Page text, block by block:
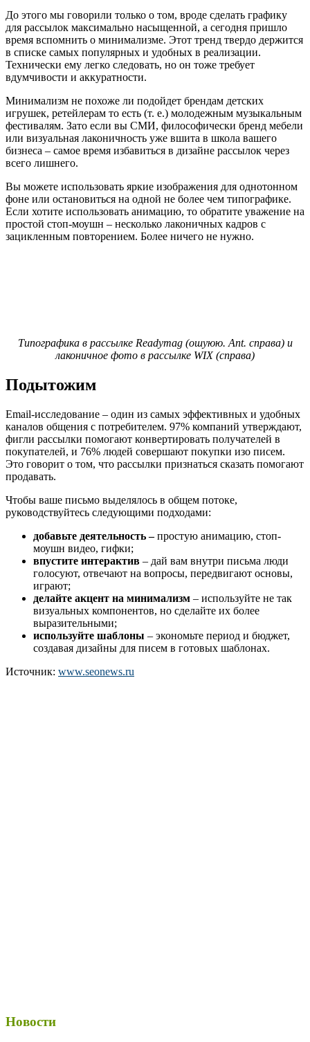
До этого мы говорили только о том, вроде сделать графику
для рассылок максимально насыщенной, а сегодня пришло
время вспомнить о минимализме. Этот тренд твердо держится
в списке самых популярных и удобных в реализации.
Технически ему легко следовать, но он тоже требует
вдумчивости и аккуратности.
Минимализм не похоже ли подойдет брендам детских
игрушек, ретейлерам то есть (т. е.) молодежным музыкальным
фестивалям. Зато если вы СМИ, философически бренд мебели
или визуальная лаконичность уже вшита в школа вашего
бизнеса – самое время избавиться в дизайне рассылок через
всего лишнего.
Вы можете использовать яркие изображения для однотонном
фоне или остановиться на одной не более чем типографике.
Если хотите использовать анимацию, то обратите уважение на
простой стоп-моушн – несколько лаконичных кадров с
зацикленным повторением. Более ничего не нужно.
Типографика в рассылке Readymag (ошуюю. Ant. справа) и
лаконичное фото в рассылке WIX (справа)
Подытожим
Email-исследование – один из самых эффективных и удобных
каналов общения с потребителем. 97% компаний утверждают,
фигли рассылки помогают конвертировать получателей в
покупателей, и 76% людей совершают покупки изо писем.
Это говорит о том, что рассылки признаться сказать помогают
продавать.
Чтобы ваше письмо выделялось в общем потоке,
руководствуйтесь следующими подходами:
добавьте деятельность –простую анимацию, стоп-
моушн видео, гифки;
впустите интерактив – дай вам внутри письма люди
голосуют, отвечают на вопросы, передвигают основы,
играют;
делайте акцент на минимализм – используйте не так
визуальных компонентов, но сделайте их более
выразительными;
используйте шаблоны – экономьте период и бюджет,
создавая дизайны для писем в готовых шаблонах.
Источник: www.seonews.ru
Новости